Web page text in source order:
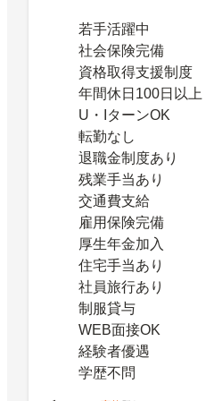
若手活躍中
社会保険完備
資格取得支援制度
年間休日100日以上
U・IターンOK
転勤なし
退職金制度あり
残業手当あり
交通費支給
雇用保険完備
厚生年金加入
住宅手当あり
社員旅行あり
制服貸与
WEB面接OK
経験者優遇
学歴不問